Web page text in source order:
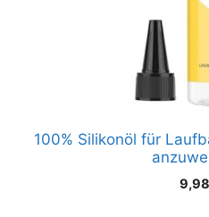
100% Silikonöl für
9,98